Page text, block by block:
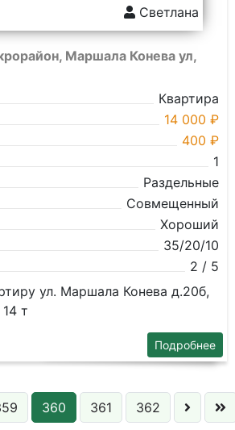
Светлана
Маршала Конева ул,
Квартира
14 000 ₽
400 ₽
1
Раздельные
Совмещенный
Хороший
35/20/10
2 / 5
ул. Маршала Конева д.20б,
т
Подробнее
360 361 362